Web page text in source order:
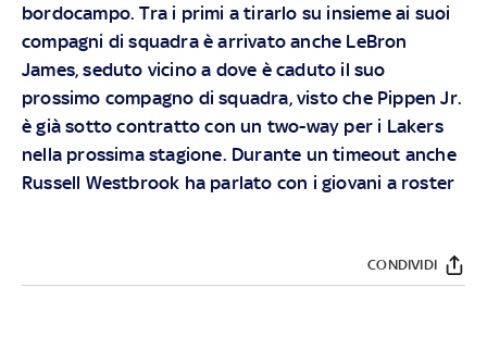
bordocampo. Tra i primi a tirarlo su insieme ai suoi
compagni di squadra è arrivato anche LeBron
James, seduto vicino a dove è caduto il suo
prossimo compagno di squadra, visto che Pippen Jr.
è già sotto contratto con un two-way per i Lakers
nella prossima stagione. Durante un timeout anche
Russell Westbrook ha parlato con i giovani a roster
CONDIVIDI